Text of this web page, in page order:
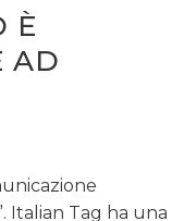
È
AD
Italian Tag ha una